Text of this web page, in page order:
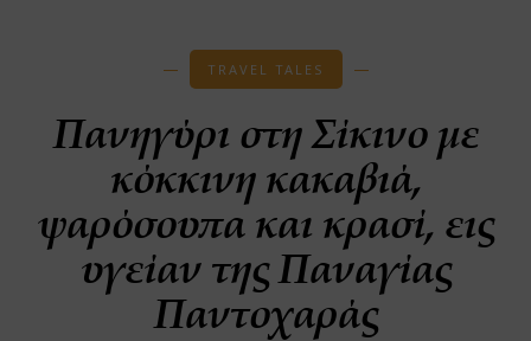
TRAVEL TALES
Πανηγύρι στη Σίκινο με
κόκκινη κακαβιά,
ψαρόσουπα και κρασί, εις
υγείαν της Παναγίας
Παντοχαράς